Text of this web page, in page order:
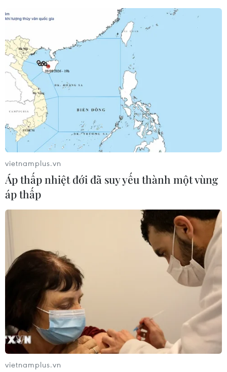
vietnamplus.vn
Áp thấp nhiệt đới đã suy yếu thành một vùng
áp thấp
vietnamplus.vn